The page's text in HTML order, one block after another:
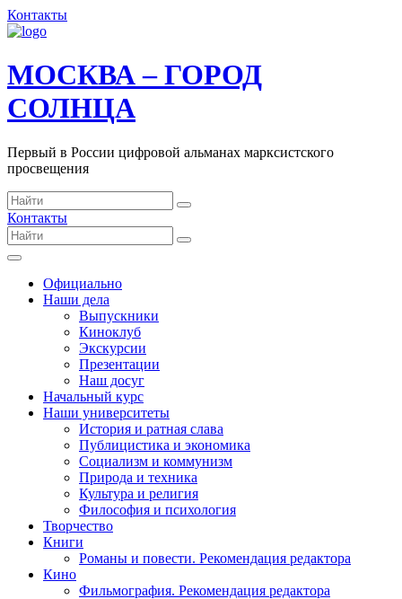
Контакты
МОСКВА – ГОРОД
СОЛНЦА
Первый в России цифровой альманах марксистского
просвещения
Контакты
Официально
Наши дела
Выпускники
Киноклуб
Экскурсии
Презентации
Наш досуг
Начальный курс
Наши университеты
История и ратная слава
Публицистика и экономика
Социализм и коммунизм
Природа и техника
Культура и религия
Философия и психология
Творчество
Книги
Романы и повести. Рекомендация редактора
Кино
Фильмография. Рекомендация редактора